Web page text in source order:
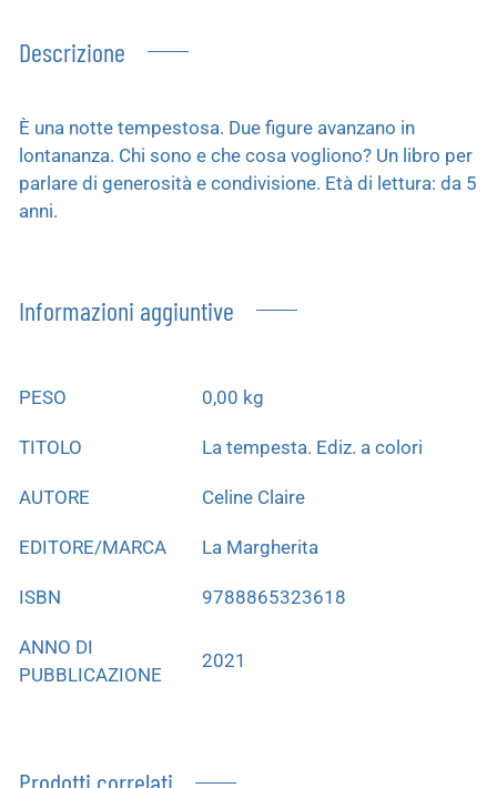
Descrizione
È una notte tempestosa. Due figure avanzano in
lontananza. Chi sono e che cosa vogliono? Un libro per
parlare di generosità e condivisione. Età di lettura: da 5
anni.
Informazioni aggiuntive
PESO 0,00 kg
TITOLO La tempesta. Ediz. a colori
AUTORE Celine Claire
EDITORE/MARCA La Margherita
ISBN 9788865323618
ANNO DI
PUBBLICAZIONE
2021
Prodotti correlati